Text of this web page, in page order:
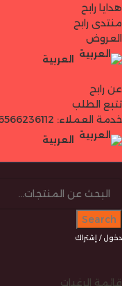
هدايا رابح
منتدى رابح
العروض
العربية
عن رابح
تتبع الطلب
خدمة العملاء: 00966566236112
العربية
Search
دخول / إشتراك
قائمة الرغبات